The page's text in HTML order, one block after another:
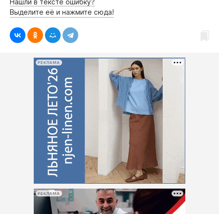
Нашли в тексте ошибку?
Выделите её и нажмите сюда!
РЕКЛАМА
РЕКЛАМА